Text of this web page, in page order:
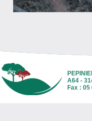
A64 -
Fax : 05